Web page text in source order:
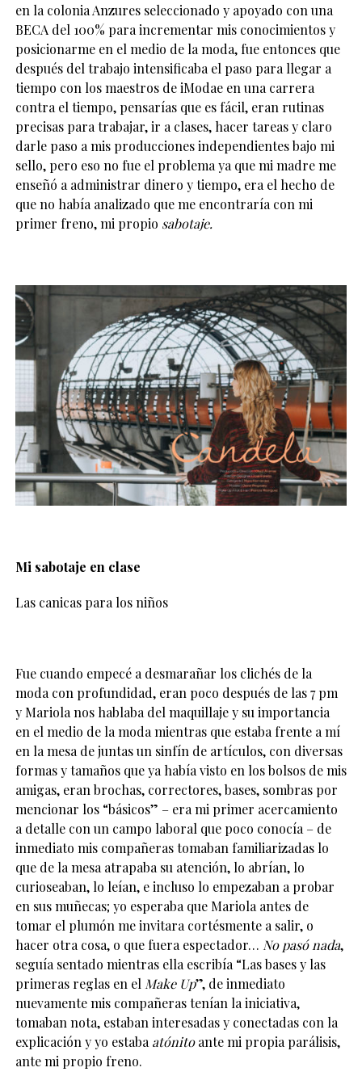
en la colonia Anzures seleccionado y apoyado con una
BECA del 100% para incrementar mis conocimientos y
posicionarme en el medio de la moda, fue entonces que
después del trabajo intensificaba el paso para llegar a
tiempo con los maestros de iModae en una carrera
contra el tiempo, pensarías que es fácil, eran rutinas
precisas para trabajar, ir a clases, hacer tareas y claro
darle paso a mis producciones independientes bajo mi
sello, pero eso no fue el problema ya que mi madre me
enseñó a administrar dinero y tiempo, era el hecho de
que no había analizado que me encontraría con mi
primer freno, mi propio sabotaje.
Mi sabotaje en clase
Las canicas para los niños
Fue cuando empecé a desmarañar los clichés de la
moda con profundidad, eran poco después de las 7 pm
y Mariola nos hablaba del maquillaje y su importancia
en el medio de la moda mientras que estaba frente a mí
en la mesa de juntas un sinfín de artículos, con diversas
formas y tamaños que ya había visto en los bolsos de mis
amigas, eran brochas, correctores, bases, sombras por
mencionar los “básicos” – era mi primer acercamiento
a detalle con un campo laboral que poco conocía – de
inmediato mis compañeras tomaban familiarizadas lo
que de la mesa atrapaba su atención, lo abrían, lo
curioseaban, lo leían, e incluso lo empezaban a probar
en sus muñecas; yo esperaba que Mariola antes de
tomar el plumón me invitara cortésmente a salir, o
hacer otra cosa, o que fuera espectador… No pasó nada,
seguía sentado mientras ella escribía “Las bases y las
primeras reglas en el Make Up”, de inmediato
nuevamente mis compañeras tenían la iniciativa,
tomaban nota, estaban interesadas y conectadas con la
explicación y yo estaba atónitoante mi propia parálisis,
ante mi propio freno.